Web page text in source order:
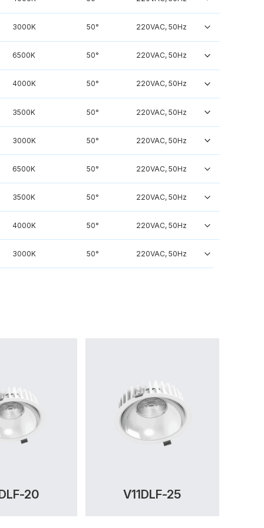
3000K 50° 220VAC, 50Hz
6500K 50° 220VAC, 50Hz
4000K 50° 220VAC, 50Hz
3500K 50° 220VAC, 50Hz
3000K 50° 220VAC, 50Hz
6500K 50° 220VAC, 50Hz
3500K 50° 220VAC, 50Hz
4000K 50° 220VAC, 50Hz
3000K 50° 220VAC, 50Hz
20 V11DLF-25